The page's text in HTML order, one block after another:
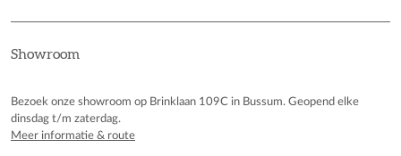
Showroom
Bezoek onze showroom op Brinklaan 109C in Bussum. Geopend elke
dinsdag t/m zaterdag.
Meer informatie & route